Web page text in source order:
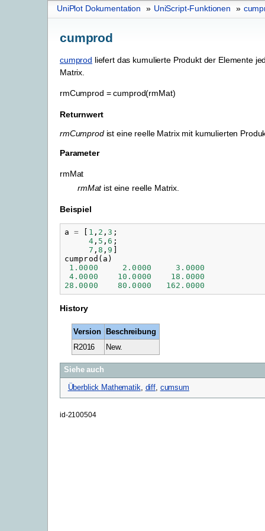
UniPlot Dokumentation » UniScript-Funktionen »
cumprod
cumprod liefert das kumulierte Produkt der Elemente
Matrix.
rmCumprod = cumprod(rmMat)
Returnwert
rmCumprodist eine reelle Matrix mit kumulierten
Parameter
rmMat
rmMatist eine reelle Matrix.
Beispiel
a = 1 , 2 ,3 ;
4, 5 ,6 ;
7 ,8 ,9
cumprod ( a )
1.0000
2.0000
3.0000
4.0000
10.0000
18.0000
28.0000
80.0000 162.0000
History
Version
Beschreibung
R2016
New.
Siehe auch
Überblick Mathematik, diff, cumsum
id-2100504